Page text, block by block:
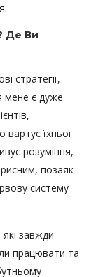
Де Ви
стратегії,
мене є дуже
вартує їхньої
розуміння,
позаяк
систему
які завжди
працювати та